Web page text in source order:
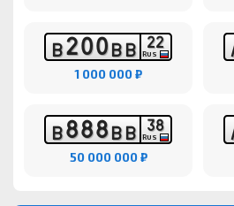
В200ВВ 22
RUS
1 000 000 ₽
В888ВВ 38
RUS
50 000 000 ₽